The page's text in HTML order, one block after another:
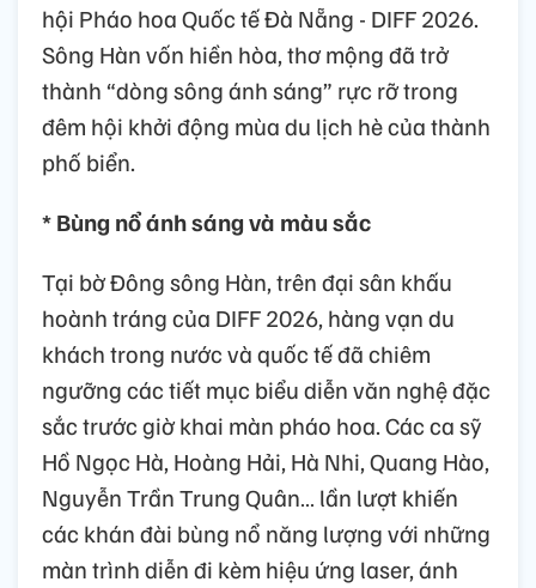
hội Pháo hoa Quốc tế Đà Nẵng - DIFF 2026.
Sông Hàn vốn hiền hòa, thơ mộng đã trở
thành “dòng sông ánh sáng” rực rỡ trong
đêm hội khởi động mùa du lịch hè của thành
phố biển.
* Bùng nổ ánh sáng và màu sắc
Tại bờ Đông sông Hàn, trên đại sân khấu
hoành tráng của DIFF 2026, hàng vạn du
khách trong nước và quốc tế đã chiêm
ngưỡng các tiết mục biểu diễn văn nghệ đặc
sắc trước giờ khai màn pháo hoa. Các ca sỹ
Hồ Ngọc Hà, Hoàng Hải, Hà Nhi, Quang Hào,
Nguyễn Trần Trung Quân… lần lượt khiến
các khán đài bùng nổ năng lượng với những
màn trình diễn đi kèm hiệu ứng laser, ánh